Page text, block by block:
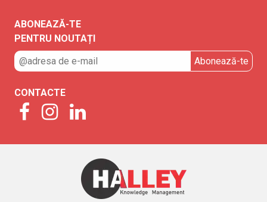
ABONEAZĂ-TE
PENTRU NOUTAȚI
CONTACTE